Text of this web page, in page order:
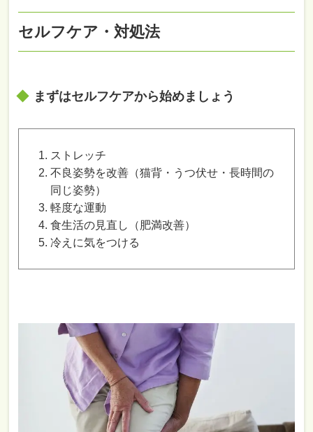
セルフケア・対処法
まずはセルフケアから始めましょう
ストレッチ
不良姿勢を改善（猫背・うつ伏せ・長時間の
同じ姿勢）
軽度な運動
食生活の見直し（肥満改善）
冷えに気をつける